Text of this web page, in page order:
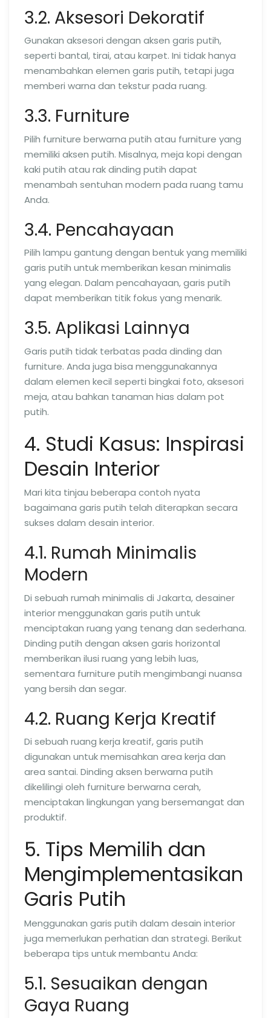
3.2. Aksesori Dekoratif
Gunakan aksesori dengan aksen garis putih,
seperti bantal, tirai, atau karpet. Ini tidak hanya
menambahkan elemen garis putih, tetapi juga
memberi warna dan tekstur pada ruang.
3.3. Furniture
Pilih furniture berwarna putih atau furniture yang
memiliki aksen putih. Misalnya, meja kopi dengan
kaki putih atau rak dinding putih dapat
menambah sentuhan modern pada ruang tamu
Anda.
3.4. Pencahayaan
Pilih lampu gantung dengan bentuk yang memiliki
garis putih untuk memberikan kesan minimalis
yang elegan. Dalam pencahayaan, garis putih
dapat memberikan titik fokus yang menarik.
3.5. Aplikasi Lainnya
Garis putih tidak terbatas pada dinding dan
furniture. Anda juga bisa menggunakannya
dalam elemen kecil seperti bingkai foto, aksesori
meja, atau bahkan tanaman hias dalam pot
putih.
4. Studi Kasus: Inspirasi
Desain Interior
Mari kita tinjau beberapa contoh nyata
bagaimana garis putih telah diterapkan secara
sukses dalam desain interior.
4.1. Rumah Minimalis
Modern
Di sebuah rumah minimalis di Jakarta, desainer
interior menggunakan garis putih untuk
menciptakan ruang yang tenang dan sederhana.
Dinding putih dengan aksen garis horizontal
memberikan ilusi ruang yang lebih luas,
sementara furniture putih mengimbangi nuansa
yang bersih dan segar.
4.2. Ruang Kerja Kreatif
Di sebuah ruang kerja kreatif, garis putih
digunakan untuk memisahkan area kerja dan
area santai. Dinding aksen berwarna putih
dikelilingi oleh furniture berwarna cerah,
menciptakan lingkungan yang bersemangat dan
produktif.
5. Tips Memilih dan
Mengimplementasikan
Garis Putih
Menggunakan garis putih dalam desain interior
juga memerlukan perhatian dan strategi. Berikut
beberapa tips untuk membantu Anda:
5.1. Sesuaikan dengan
Gaya Ruang